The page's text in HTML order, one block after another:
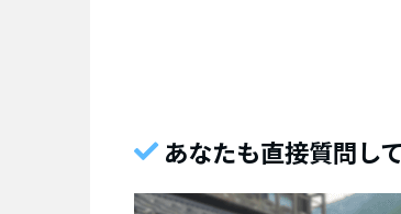
あなたも直接質問し